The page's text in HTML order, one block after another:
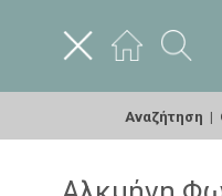
Αναζήτηση |